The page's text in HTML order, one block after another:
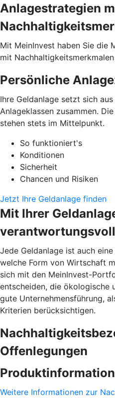
Anlagestrategien
Mit MeinInvest haben Sie die
mit
Persönliche
Ihre Geldanlage setzt sich
Anlageklassen zusammen.
stehen stets im Mittelpunkt.
So funktioniert's
Konditionen
Sicherheit
Chancen und Risiken
Jetzt Ihre Geldanlage finden
Mit Ihrer
Jede Geldanlage ist auch
welche Form von Wirtschaft
sich mit den MeinInvest-
entscheiden, die ökologische
gute Unternehmensführung,
Kriterien berücksichtigen.
Offenlegungen
Weitere Informationen zur